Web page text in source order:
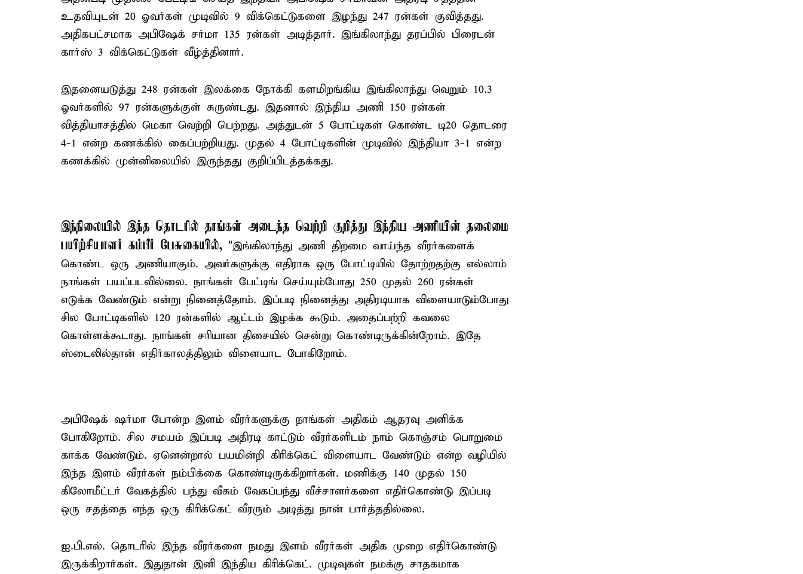
உதவியுடன் 20 ஓவர்கள் முடிவில் 9 விக்கெட்டுகளை இழந்து 247 ரன்கள் குவித்தது.
அதிகபட்சமாக அபிஷேக் சர்மா 135 ரன்கள் அடித்தார். இங்கிலாந்து தரப்பில் பிரைடன்
கார்ஸ் 3 விக்கெட்டுகள் வீழ்த்தினார்.
இதனையடுத்து 248 ரன்கள் இலக்கை நோக்கி களமிறங்கிய இங்கிலாந்து வெறும் 10.3
ஓவர்களில் 97 ரன்களுக்குள் சுருண்டது. இதனால் இந்திய அணி 150 ரன்கள்
வித்தியாசத்தில் மெகா வெற்றி பெற்றது. அத்துடன் 5 போட்டிகள் கொண்ட டி20 தொடரை
4-1 என்ற கணக்கில் கைப்பற்றியது. முதல் 4 போட்டிகளின் முடிவில் இந்தியா 3-1 என்ற
கணக்கில் முன்னிலையில் இருந்தது குறிப்பிடத்தக்கது.
இந்நிலையில் இந்த தொடரில் தாங்கள் அடைந்த வெற்றி குறித்து இந்திய அணியின் தலைமை
பயிற்சியாளர் கம்பீர் பேசுகையில், "இங்கிலாந்து அணி திறமை வாய்ந்த வீரர்களைக்
கொண்ட ஒரு அணியாகும். அவர்களுக்கு எதிராக ஒரு போட்டியில் தோற்றதற்கு எல்லாம்
நாங்கள் பயப்படவில்லை. நாங்கள் பேட்டிங் செய்யும்போது 250 முதல் 260 ரன்கள்
எடுக்க வேண்டும் என்று நினைத்தோம். இப்படி நினைத்து அதிரடியாக விளையாடும்போது
சில போட்டிகளில் 120 ரன்களில் ஆட்டம் இழக்க கூடும். அதைப்பற்றி கவலை
கொள்ளக்கூடாது. நாங்கள் சரியான திசையில் சென்று கொண்டிருக்கின்றோம். இதே
ஸ்டைலில்தான் எதிர்காலத்திலும் விளையாட போகிறோம்.
அபிஷேக் ஷர்மா போன்ற இளம் வீரர்களுக்கு நாங்கள் அதிகம் ஆதரவு அளிக்க
போகிறோம். சில சமயம் இப்படி அதிரடி காட்டும் வீரர்களிடம் நாம் கொஞ்சம் பொறுமை
காக்க வேண்டும். ஏனென்றால் பயமின்றி கிரிக்கெட் விளையாட வேண்டும் என்ற வழியில்
இந்த இளம் வீரர்கள் நம்பிக்கை கொண்டிருக்கிறார்கள். மணிக்கு 140 முதல் 150
கிலோமீட்டர் வேகத்தில் பந்து வீசும் வேகப்பந்து வீச்சாளர்களை எதிர்கொண்டு இப்படி
ஒரு சதத்தை எந்த ஒரு கிரிக்கெட் வீரரும் அடித்து நான் பார்த்ததில்லை.
ஐ.பி.எல். தொடரில் இந்த வீரர்களை நமது இளம் வீரர்கள் அதிக முறை எதிர்கொண்டு
இருக்கிறார்கள். இதுதான் இனி இந்திய கிரிக்கெட். முடிவுகள் நமக்கு சாதகமாக